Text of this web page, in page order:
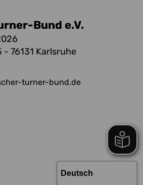
Bund e.V.
76131 Karlsruhe
turner-bund.de